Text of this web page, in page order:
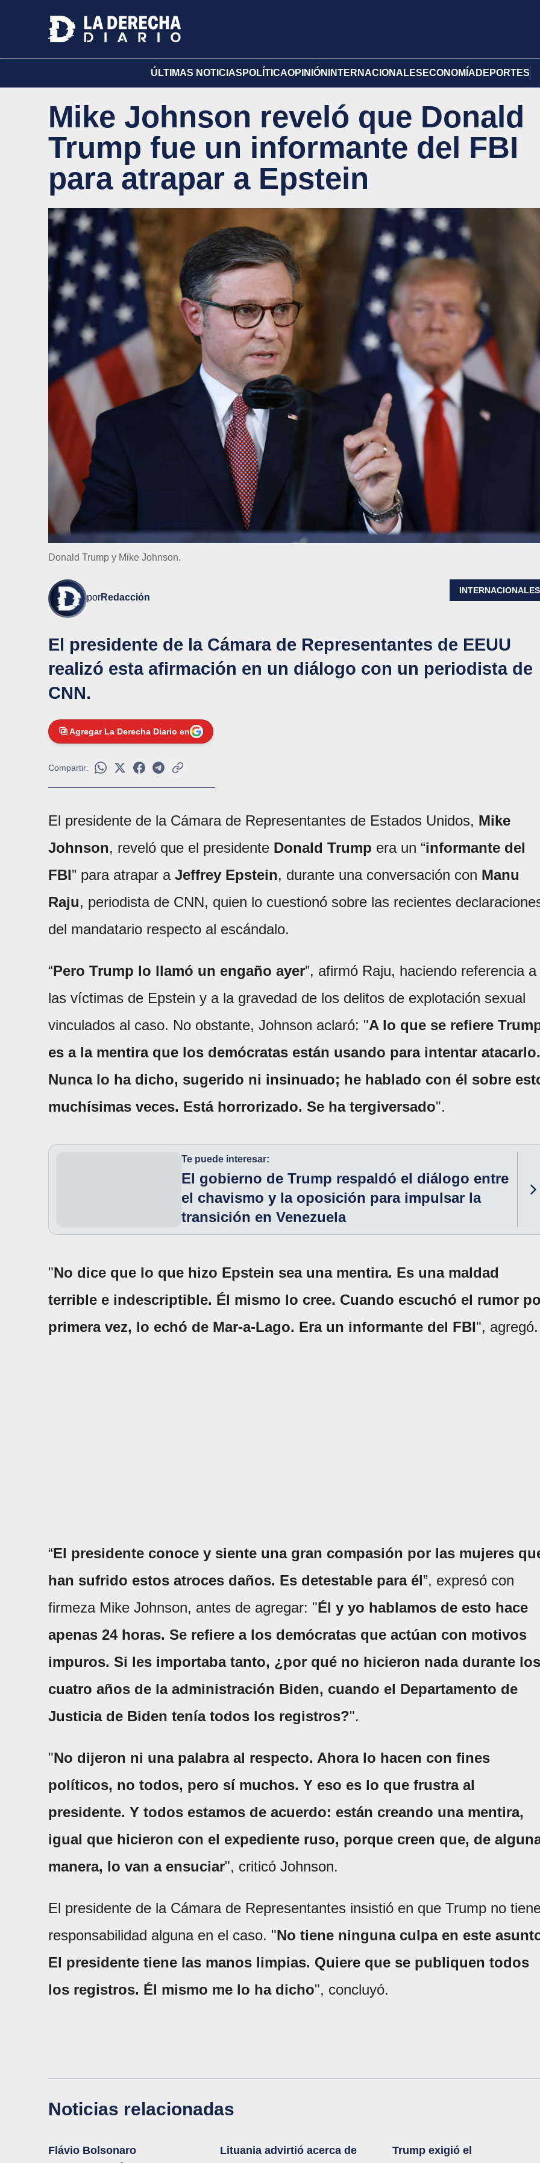
ÚLTIMAS NOTICIAS POLÍTICAOPINIÓN INTERNACIONALES ECONOMÍA DEPORTES
Mike Johnson reveló que Donald
Trump fue un informante del FBI
para atrapar a Epstein
Donald Trump y Mike Johnson.
porRedacción
INTERNACIONALES
El presidente de la Cámara de Representantes de EEUU
realizó esta afirmación en un diálogo con un periodista de
CNN.
Agregar La Derecha Diario en
Compartir:
El presidente de la Cámara de Representantes de Estados Unidos, Mike
Johnson, reveló que el presidente Donald Trump era un “informante del
FBI” para atrapar a Jeffrey Epstein, durante una conversación con Manu
Raju, periodista de CNN, quien lo cuestionó sobre las recientes
del mandatario respecto al escándalo.
“Pero Trump lo llamó un engaño ayer”, afirmó Raju, haciendo referencia a
las víctimas de Epstein y a la gravedad de los delitos de explotación sexual
vinculados al caso. No obstante, Johnson aclaró: "A lo que se refiere
es a la mentira que los demócratas están usando para intentar atacarlo.
Nunca lo ha dicho, sugerido ni insinuado; he hablado con él sobre
muchísimas veces. Está horrorizado. Se ha tergiversado".
Te puede interesar:
El gobierno de Trump respaldó el diálogo entre
el chavismo y la oposición para impulsar la
transición en Venezuela
"No dice que lo que hizo Epstein sea una mentira. Es una maldad
terrible e indescriptible. Él mismo lo cree. Cuando escuchó el rumor
primera vez, lo echó de Mar-a-Lago. Era un informante del FBI", agregó.
“El presidente conoce y siente una gran compasión por las mujeres
han sufrido estos atroces daños. Es detestable para él”, expresó con
firmeza Mike Johnson, antes de agregar: "Él y yo hablamos de esto hace
apenas 24 horas. Se refiere a los demócratas que actúan con motivos
impuros. Si les importaba tanto, ¿por qué no hicieron nada durante los
cuatro años de la administración Biden, cuando el Departamento de
Justicia de Biden tenía todos los registros?".
"No dijeron ni una palabra al respecto. Ahora lo hacen con fines
políticos, no todos, pero sí muchos. Y eso es lo que frustra al
presidente. Y todos estamos de acuerdo: están creando una mentira,
igual que hicieron con el expediente ruso, porque creen que, de
manera, lo van a ensuciar", criticó Johnson.
El presidente de la Cámara de Representantes insistió en que Trump no
responsabilidad alguna en el caso. "No tiene ninguna culpa en este
El presidente tiene las manos limpias. Quiere que se publiquen todos
los registros. Él mismo me lo ha dicho", concluyó.
Noticias relacionadas
Flávio Bolsonaro
Lituania advirtió acerca de
Trump exigió el